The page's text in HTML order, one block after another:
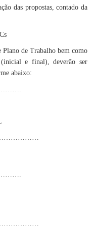
das propostas, contado da
Plano de Trabalho bem como
(inicial e final), deverão ser
abaixo:
……….
……….